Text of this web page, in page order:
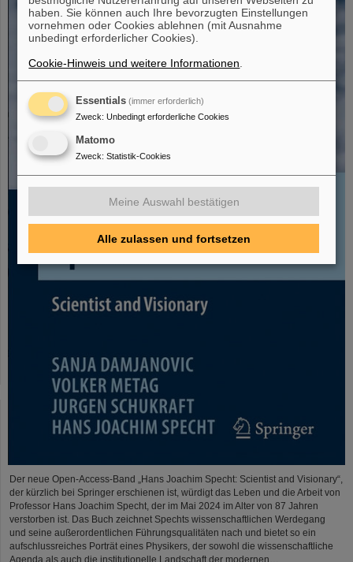
Der neue Open-Access-Band „Hans Joachim Specht: Scientist and Visionary“,
der kürzlich bei Springer erschienen ist, würdigt das Leben und die Arbeit von
Professor Hans Joachim Specht, der im Mai 2024 im Alter von 87 Jahren
verstorben ist. Das Buch zeichnet Spechts wissenschaftlichen Werdegang
und seine außerordentlichen Führungsqualitäten nach und bietet so ein
aufschlussreiches Porträt eines Physikers, der sowohl die wissenschaftliche
Agenda als auch die institutionelle Landschaft der modernen…
haben. Sie können auch Ihre bevorzugten Einstellungen
vornehmen oder Cookies ablehnen (mit Ausnahme
unbedingt erforderlicher Cookies).
Cookie-Hinweis und weitere Informationen
Essentials (immer erforderlich)
Zweck: Unbedingt erforderliche Cookies
Matomo
Zweck: Statistik-Cookies
Meine Auswahl bestätigen
Alle zulassen und fortsetzen